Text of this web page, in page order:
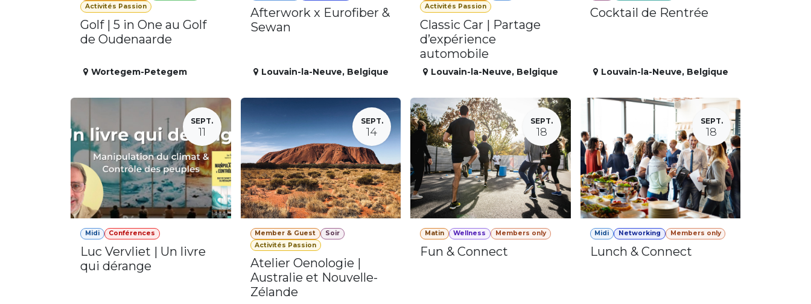
Activités Passion
Golf | 5 in One au Golf
de Oudenaarde
Wortegem-Petegem
Afterwork x Eurofiber &
Sewan
Louvain-la-Neuve, Belgique
Activités Passion
Classic Car | Partage
d’expérience
automobile
Louvain-la-Neuve, Belgique
Cocktail de Rentrée
Louvain-la-Neuve, Belgique
SEPT.
11
Midi Conférences
Luc Vervliet | Un livre
qui dérange
SEPT.
14
Member & Guest
Soir
Activités Passion
Atelier Oenologie |
Australie et Nouvelle-
Zélande
SEPT.
18
Matin Wellness Members only
Fun & Connect
SEPT.
18
Midi Networking Members only
Lunch & Connect